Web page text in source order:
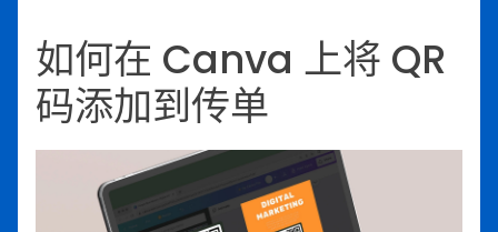
如何在 Canva 上将 QR
码添加到传单